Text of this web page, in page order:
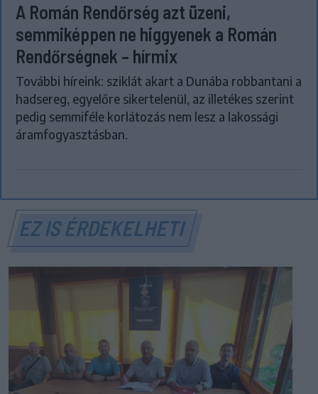
A Román Rendőrség azt üzeni,
semmiképpen ne higgyenek a Román
Rendőrségnek – hírmix
További híreink: sziklát akart a Dunába robbantani a
hadsereg, egyelőre sikertelenül, az illetékes szerint
pedig semmiféle korlátozás nem lesz a lakossági
áramfogyasztásban.
EZ IS ÉRDEKELHETI